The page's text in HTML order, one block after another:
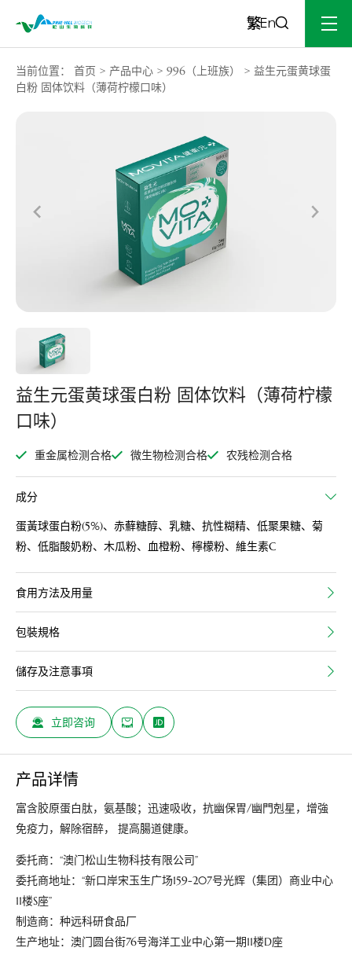
当前位置： 首页 > 产品中心 > 996（上班族） > 益生元蛋黄球蛋
白粉 固体饮料（薄荷柠檬口味）
益生元蛋黄球蛋白粉 固体饮料（薄荷柠檬
口味）
重金属检测合格 微生物检测合格 农残检测合格
成分
蛋黃球蛋白粉(5%)、赤蘚糖醇、乳糖、抗性糊精、低聚果糖、菊
粉、低脂酸奶粉、木瓜粉、血橙粉、檸檬粉、維生素C
食用方法及用量
包裝規格
儲存及注意事項
立即咨询
产品详情
富含胶原蛋白肽，氨基酸；迅速吸收，抗幽保胃/幽門剋星，增強
免疫力，解除宿醉， 提高腸道健康。
委托商：“澳门松山生物科技有限公司”
委托商地址：“新口岸宋玉生广场159-207号光辉（集团）商业中心
11楼S座”
制造商：种远科研食品厂
生产地址：澳门圆台街76号海洋工业中心第一期11楼D座